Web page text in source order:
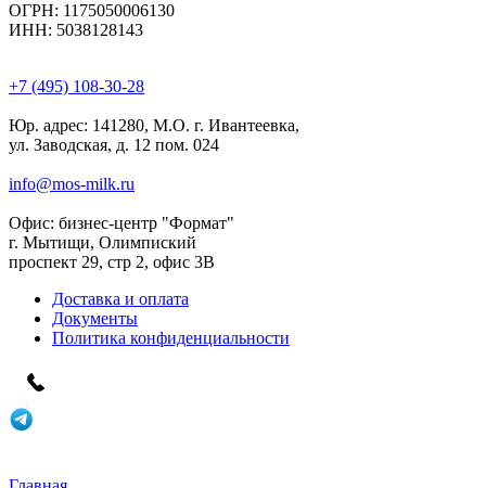
ОГРН: 1175050006130
ИНН: 5038128143
+7 (495) 108-30-28
Юр. адрес: 141280, М.О. г. Ивантеевка,
ул. Заводская, д. 12 пом. 024
info@mos-milk.ru
Офис: бизнес-центр "Формат"
г. Мытищи, Олимпиский
проспект 29, стр 2, офис 3B
Доставка и оплата
Документы
Политика конфиденциальности